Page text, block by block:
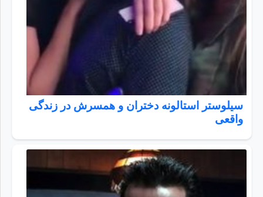
سیلوستر استالونه دختران و همسرش در زندگی
واقعی